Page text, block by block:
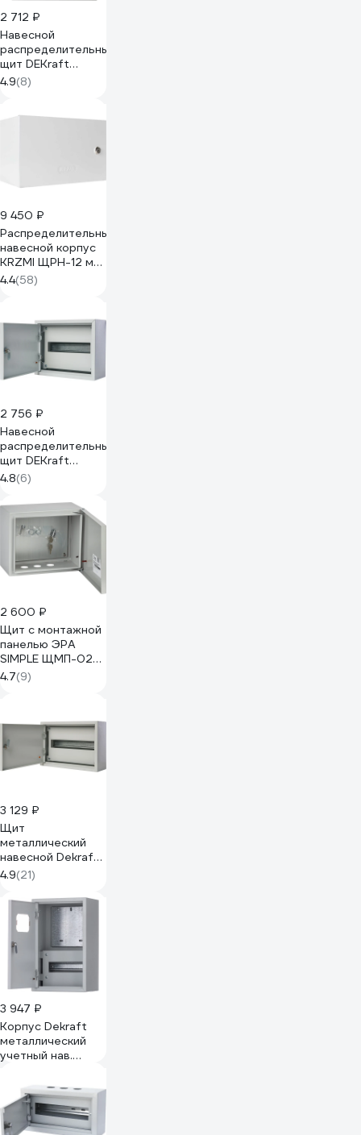
2 712 ₽
Навесной
распределительный
щит DEKraft
ЩРН-9,
250x250x120,
30201DEK
4.9(8)
9 450 ₽
Распределительный
навесной корпус
KRZMI ЩРН-12 м
IP31
4651117990935
4.4(58)
2 756 ₽
Навесной
распределительный
щит DEKraft
ЩРН-12,
250x300x120,
12мод., IP31
30202DEK
4.8(6)
2 600 ₽
Щит с монтажной
панелью ЭРА
SIMPLE ЩМП-02
IP31, 250x300x175,
Б0041653
4.7(9)
3 129 ₽
Щит
металлический
навесной Dekraft
ЩРН-15, 25х35х12
см, IP31 30206DEK
4.9(21)
3 947 ₽
Корпус Dekraft
металлический
учетный нав.
фазный 9 мод. IP31
ЩРУН-1/9
30405DEK